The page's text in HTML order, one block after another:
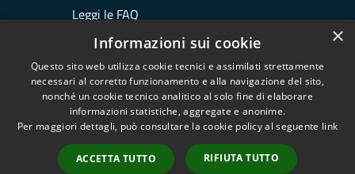
Leggi le FAQ
Richiesta assistenza
RSS
Accessibilità
Copyright © 2026 • Ufficio
Municipium•
Accesso
×
Informazioni sui cookie
Questo sito web utilizza cookie tecnici e assimilati strettamente
necessari al corretto funzionamento e alla navigazione del sito,
nonché un cookie tecnico analitico al solo fine di elaborare
informazioni statistiche, aggregate e anonime.
Per maggiori dettagli, può consultare la cookie policy al seguente link
ACCETTA TUTTO RIFIUTA TUTTO